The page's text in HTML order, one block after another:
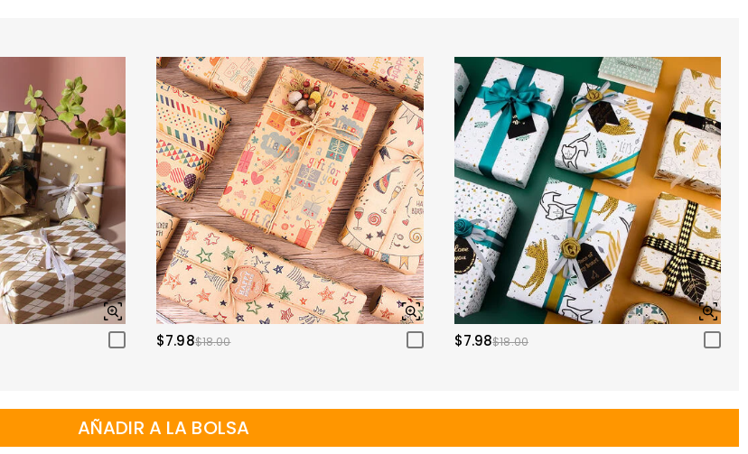
$7.98$18.00 $7.98$18.00
AÑADIR A LA BOLSA